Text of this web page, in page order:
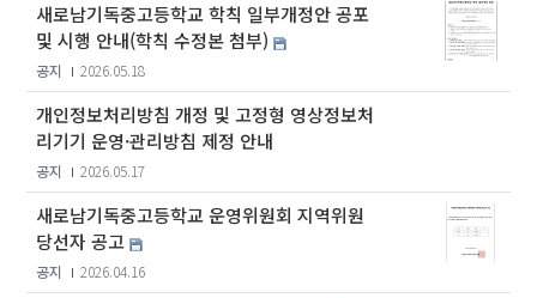
새로남기독중고등학교 학칙 일부개정안 공포
및 시행 안내(학칙 수정본 첨부)
공지 2026.05.18
개인정보처리방침 개정 및 고정형 영상정보처
리기기 운영·관리방침 제정 안내
공지 2026.05.17
새로남기독중고등학교 운영위원회 지역위원
당선자 공고
공지 2026.04.16